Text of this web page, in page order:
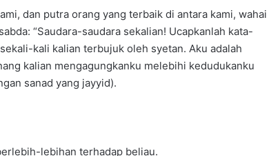
dan putra orang yang terbaik di antara kami, wahai
kali kalian terbujuk oleh syetan. Aku adalah
kalian mengagungkanku melebihi kedudukanku
sanad yang jayyid).
lebihan terhadap beliau.